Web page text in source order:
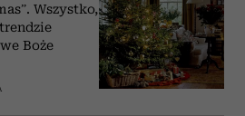
Wszystko,
Boże